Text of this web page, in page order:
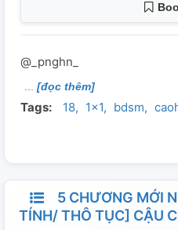
@_pnghn_
[đọc thêm]
Tags: 18 1x1 bdsm
5 CHƯƠNG MỚI
TÍNH/ THÔ TỤC] CẬU